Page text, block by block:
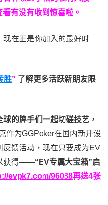
有没有收到惊喜啦。
现在正是你加入的最好时
胜” 了解更多活跃新朋友限
的牌手们一起切磋技艺，
作为GGPoker在国内新开设
反馈活动，现在只要成为EV
获得——“EV专属大宝箱”启
evpk7.com/96088再送4张